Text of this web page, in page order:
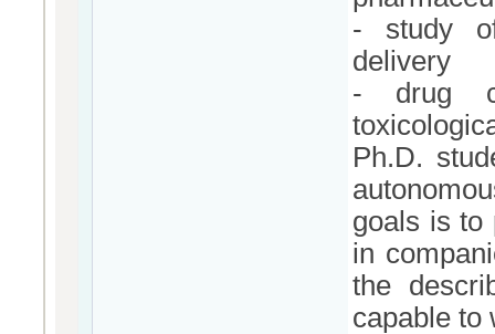
- study
delivery
- drug
Ph.D.
goals is to
in
the
capable to